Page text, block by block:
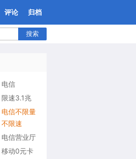
评论 归档
搜索
电信
限速3.1兆
电信不限量
不限速
电信营业厅
移动0元卡